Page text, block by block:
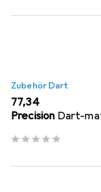
Zubehör Dart
EUR
77,34
Precision Dart-